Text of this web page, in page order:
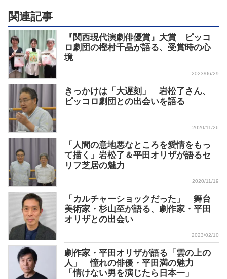
関連記事
『関西現代演劇俳優賞』大賞 ピッコ
ロ劇団の樫村千晶が語る、受賞時の心
境
2023/06/29
きっかけは「大遅刻」 岩松了さん、
ピッコロ劇団との出会いを語る
2020/11/26
「人間の意地悪なところを愛情をもっ
て描く」岩松了＆平田オリザが語るセ
リフ芝居の魅力
2020/11/19
「カルチャーショックだった」 舞台
美術家・杉山至が語る、劇作家・平田
オリザとの出会い
2023/02/10
劇作家・平田オリザが語る「雲の上の
人」 憧れの俳優・平田満の魅力
「情けない男を演じたら日本一」